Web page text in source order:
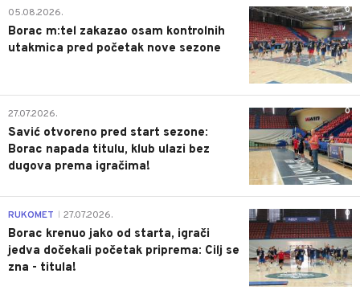
0
05.08.2026.
Borac m:tel zakazao osam kontrolnih
utakmica pred početak nove sezone
0
27.07.2026.
Savić otvoreno pred start sezone:
Borac napada titulu, klub ulazi bez
dugova prema igračima!
0
RUKOMET 27.07.2026.
Borac krenuo jako od starta, igrači
jedva dočekali početak priprema: Cilj se
zna - titula!